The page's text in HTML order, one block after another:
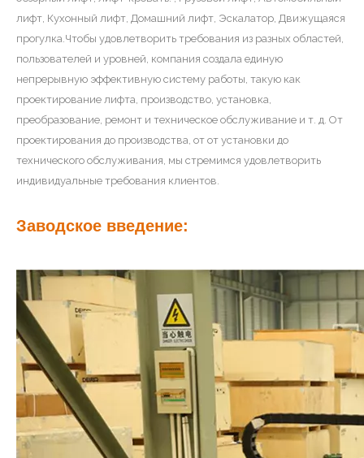
ДЕЛЬФАР Лифт Ко., Лтд.является
специализированным лифтовым предприятием, которое
проектирует, производит и обрабатывает лифты и
детали.Компания основана в 2011 году, с превосходными
технологическими преимуществами и использованием
технологий производства лифтов. Мы можем
проектировать и производить различные типы лифтов,
клиентов. Наш продукт включает в себя 9 серий:
Грузовой лифт, Автомобильный лифт, Кухонный лифт,
Домашний лифт, Эскалатор, Движущаяся прогулка.Чтобы
удовлетворить требования из разных областей,
пользователей и уровней, компания создала единую
непрерывную эффективную систему работы, такую ​​как
проектирование лифта, производство, установка,
преобразование, ремонт и техническое обслуживание и т.
д. От проектирования до производства, от от установки до
технического обслуживания, мы стремимся удовлетворить
индивидуальные требования клиентов.